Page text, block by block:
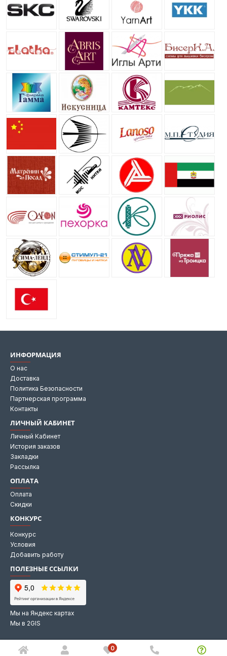
0
ИНФОРМАЦИЯ
О нас
Доставка
Политика Безопасности
Партнерская программа
Контакты
ЛИЧНЫЙ КАБИНЕТ
Личный Кабинет
История заказов
Закладки
Рассылка
ОПЛАТА
Оплата
Скидки
КОНКУРС
Конкурс
Условия
Добавить работу
ПОЛЕЗНЫЕ ССЫЛКИ
Мы на Яндекс картах
Мы в 2GIS